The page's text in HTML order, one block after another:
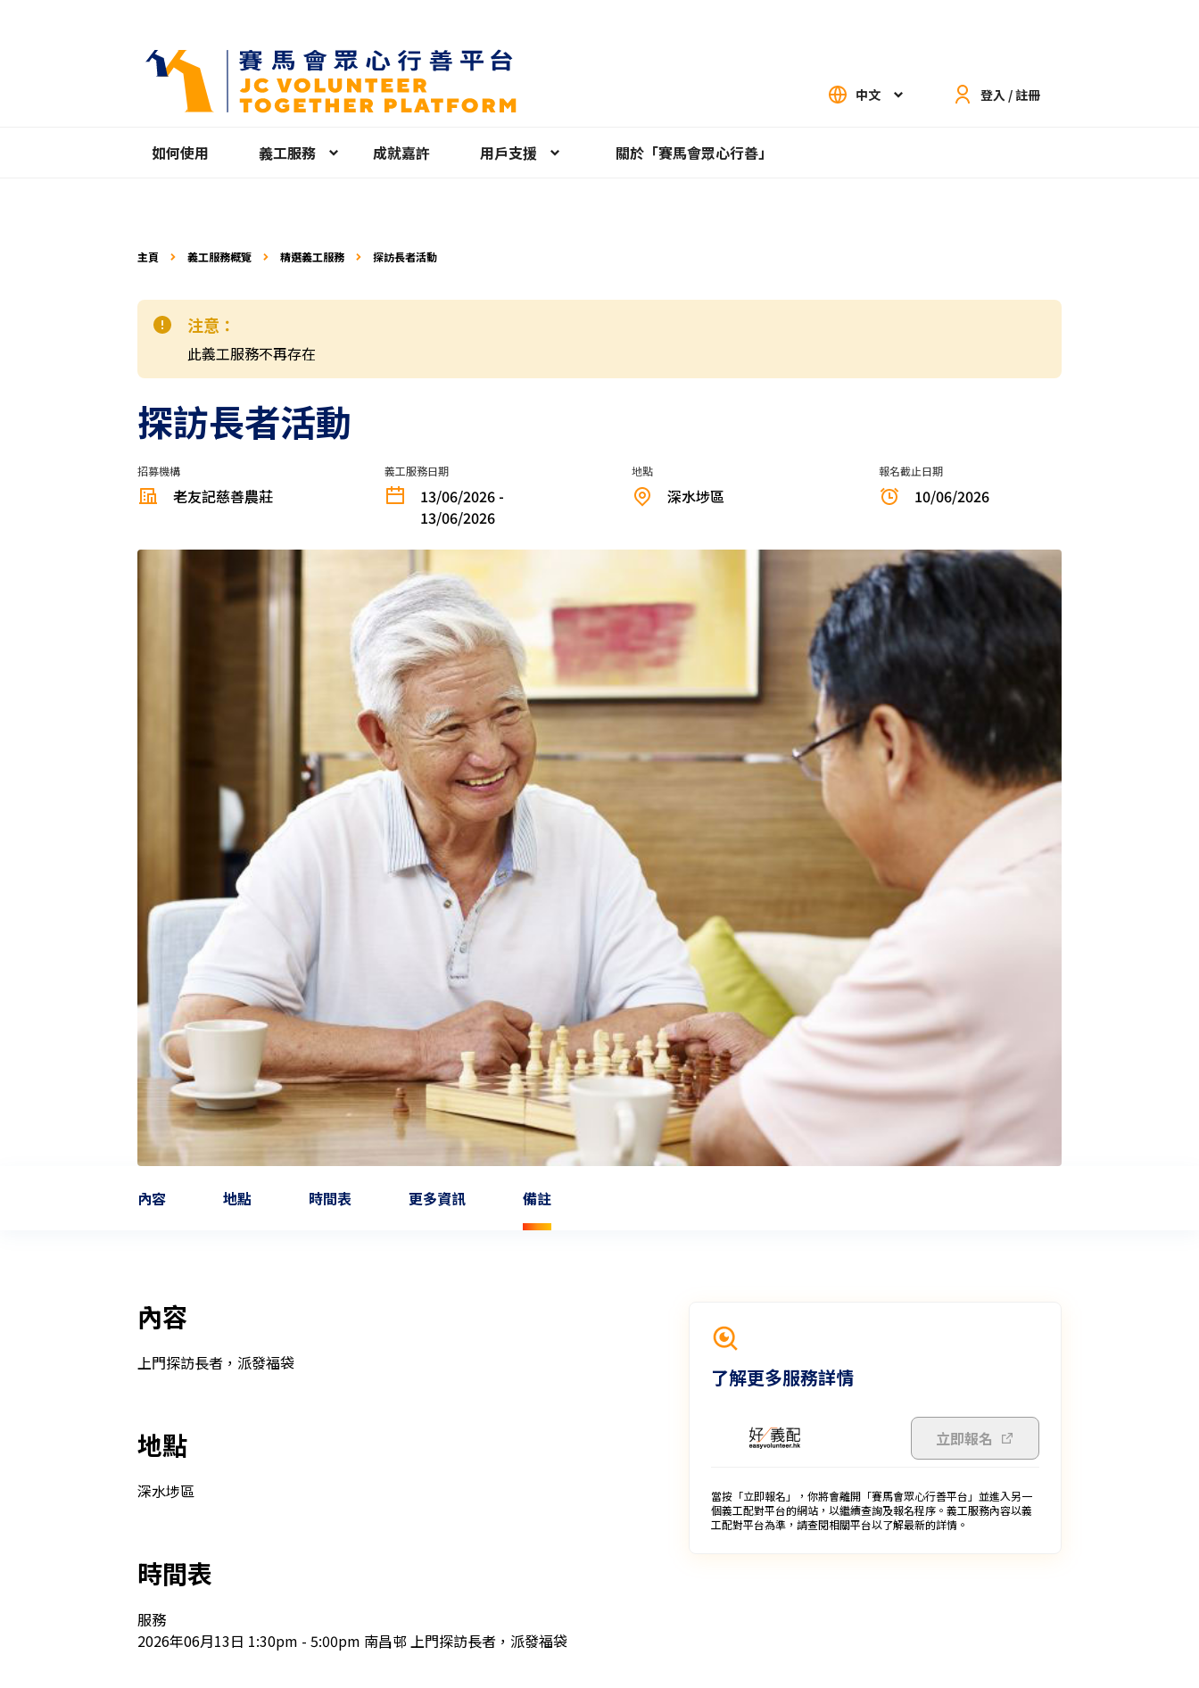
中文 登入 / 註冊
如何使用 義工服務 成就嘉許 用戶支援 關於「賽馬會眾心行善」
主頁 義工服務概覽 精選義工服務 探訪長者活動
注意：
此義工服務不再存在
探訪長者活動
招募機構
老友記慈善農莊
義工服務日期
13/06/2026 -
13/06/2026
地點
深水埗區
報名截止日期
10/06/2026
內容 地點 時間表 更多資訊 備註
內容
上門探訪長者，派發福袋
地點
深水埗區
時間表
服務
2026年06月13日 1:30pm - 5:00pm 南昌邨 上門探訪長者，派發福袋
了解更多服務詳情
立即報名
當按「立即報名」，你將會離開「賽馬會眾心行善平台」並進入另一
個義工配對平台的網站，以繼續查詢及報名程序。義工服務內容以義
工配對平台為準，請查閱相關平台以了解最新的詳情。